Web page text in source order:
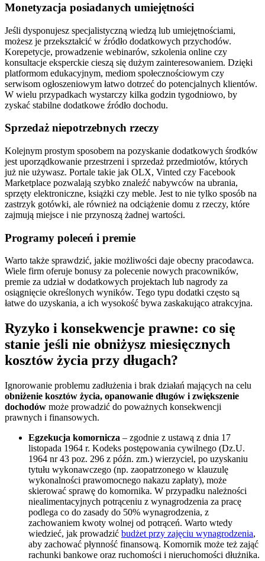
Monetyzacja posiadanych umiejętności
Jeśli dysponujesz specjalistyczną wiedzą lub umiejętnościami,
możesz je przekształcić w źródło dodatkowych przychodów.
Korepetycje, prowadzenie webinarów, szkolenia online czy
konsultacje eksperckie cieszą się dużym zainteresowaniem. Dzięki
platformom edukacyjnym, mediom społecznościowym czy
serwisom ogłoszeniowym łatwo dotrzeć do potencjalnych klientów.
W wielu przypadkach wystarczy kilka godzin tygodniowo, by
zyskać stabilne dodatkowe źródło dochodu.
Sprzedaż niepotrzebnych rzeczy
Kolejnym prostym sposobem na pozyskanie dodatkowych środków
jest uporządkowanie przestrzeni i sprzedaż przedmiotów, których
już nie używasz. Portale takie jak OLX, Vinted czy Facebook
Marketplace pozwalają szybko znaleźć nabywców na ubrania,
sprzęty elektroniczne, książki czy meble. Jest to nie tylko sposób na
zastrzyk gotówki, ale również na odciążenie domu z rzeczy, które
zajmują miejsce i nie przynoszą żadnej wartości.
Programy poleceń i premie
Warto także sprawdzić, jakie możliwości daje obecny pracodawca.
Wiele firm oferuje bonusy za polecenie nowych pracowników,
premie za udział w dodatkowych projektach lub nagrody za
osiągnięcie określonych wyników. Tego typu dodatki często są
łatwe do uzyskania, a ich wysokość bywa zaskakująco atrakcyjna.
Ryzyko i konsekwencje prawne: co się
stanie jeśli nie obniżysz miesięcznych
kosztów życia przy długach?
Ignorowanie problemu zadłużenia i brak działań mających na celu
obniżenie kosztów życia, opanowanie długów i zwiększenie
dochodów może prowadzić do poważnych konsekwencji
prawnych i finansowych.
Egzekucja komornicza – zgodnie z ustawą z dnia 17
listopada 1964 r. Kodeks postępowania cywilnego (Dz.U.
1964 nr 43 poz. 296 z późn. zm.) wierzyciel, po uzyskaniu
tytułu wykonawczego (np. zaopatrzonego w klauzulę
wykonalności prawomocnego nakazu zapłaty), może
skierować sprawę do komornika. W przypadku należności
niealimentacyjnych potrąceniu z wynagrodzenia za pracę
podlega co do zasady do 50% wynagrodzenia, z
zachowaniem kwoty wolnej od potrąceń. Warto wtedy
wiedzieć, jak prowadzić budżet przy zajęciu wynagrodzenia,
aby zachować płynność finansową. Komornik może też zająć
rachunki bankowe oraz ruchomości i nieruchomości dłużnika.